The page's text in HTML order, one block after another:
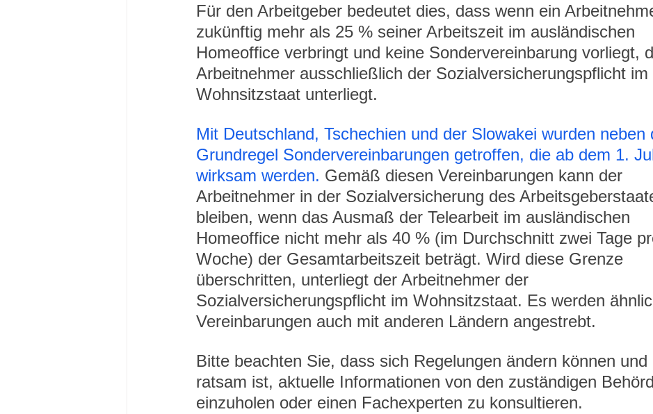
Für den Arbeitgeber bedeutet dies, dass wenn ein
zukünftig mehr als 25 % seiner Arbeitszeit im ausländischen
Homeoffice verbringt und keine Sondervereinbarung vorliegt,
Arbeitnehmer ausschließlich der Sozialversicherungspflicht im
Wohnsitzstaat unterliegt.
Mit Deutschland, Tschechien und der Slowakei wurden neben
Grundregel Sondervereinbarungen getroffen, die ab dem 1.
wirksam werden. Gemäß diesen Vereinbarungen kann der
Arbeitnehmer in der Sozialversicherung des
bleiben, wenn das Ausmaß der Telearbeit im ausländischen
Homeoffice nicht mehr als 40 % (im Durchschnitt zwei Tage
Woche) der Gesamtarbeitszeit beträgt. Wird diese Grenze
überschritten, unterliegt der Arbeitnehmer der
Sozialversicherungspflicht im Wohnsitzstaat. Es werden
Vereinbarungen auch mit anderen Ländern angestrebt.
Bitte beachten Sie, dass sich Regelungen ändern können und
ratsam ist, aktuelle Informationen von den zuständigen
einzuholen oder einen Fachexperten zu konsultieren.